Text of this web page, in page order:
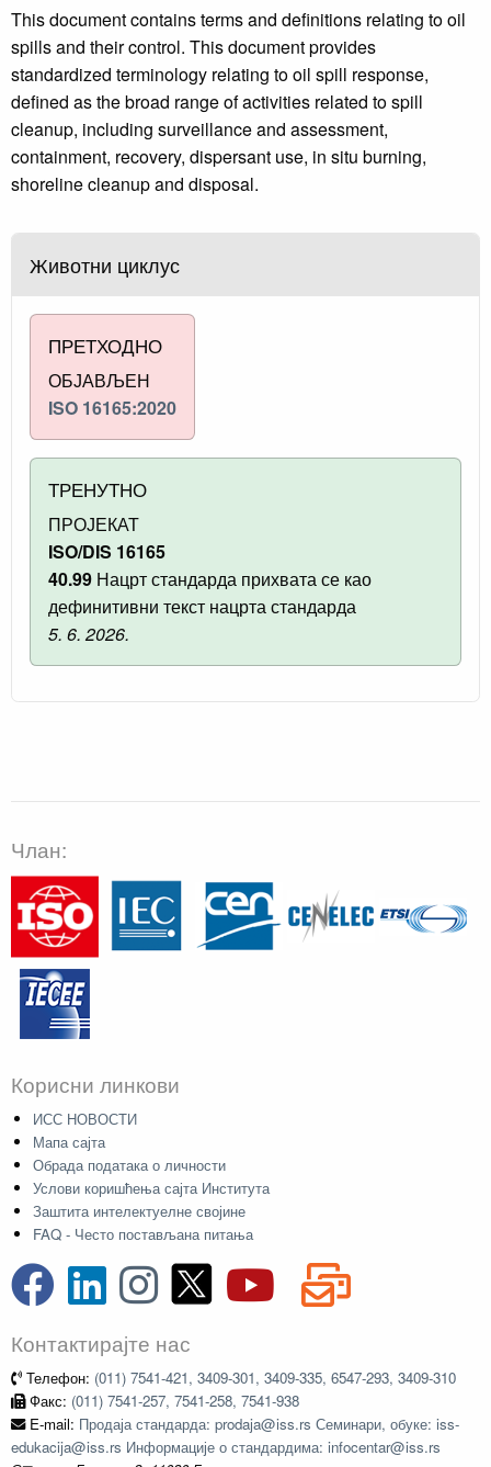
This document contains terms and definitions relating to oil
spills and their control. This document provides
standardized terminology relating to oil spill response,
defined as the broad range of activities related to spill
cleanup, including surveillance and assessment,
containment, recovery, dispersant use, in situ burning,
shoreline cleanup and disposal.
Животни циклус
ПРЕТХОДНО
ОБЈАВЉЕН
ISO 16165:2020
ТРЕНУТНО
ПРОЈЕКАТ
ISO/DIS 16165
40.99 Нацрт стандарда прихвата се као
дефинитивни текст нацрта стандарда
5. 6. 2026.
Члан:
Корисни линкови
ИСС НОВОСТИ
Мапа сајта
Обрада података о личности
Услови коришћења сајта Института
Заштита интелектуелне својине
FAQ - Често постављана питања
Контактирајте нас
Телефон: (011) 7541-421, 3409-301, 3409-335, 6547-293, 3409-310
Факс: (011) 7541-257, 7541-258, 7541-938
E-mail: Продаја стандарда: prodaja@iss.rs Семинари, обуке: iss-
edukacija@iss.rs Информације о стандардима: infocentar@iss.rs